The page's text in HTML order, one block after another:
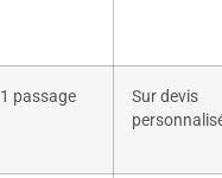
1 passage
Sur devis